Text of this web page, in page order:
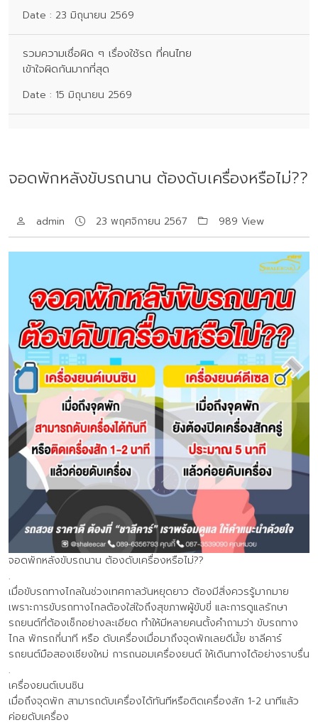
Date : 23 มิถุนายน 2569
รวมความเชื่อผิด ๆ เรื่องใช้รถ ที่คนไทย
เข้าใจผิดกันมากที่สุด
Date : 15 มิถุนายน 2569
จอดพักหลังขับรถนาน ต้องดับเครื่องหรือไม่??
admin 23 พฤศจิกายน 2567 989 View
จอดพักหลังขับรถนาน ต้องดับเครื่องหรือไม่??
.
เมื่อขับรถทางไกลในช่วงเทศกาลวันหยุดยาว ต้องมีสิ่งควรรู้มากมาย
เพราะการขับรถทางไกลต้องใส่ใจถึงสุขภาพผู้ขับขี่ และการดูแลรักษา
รถยนต์ที่ต้องเช็กอย่างละเอียด ทำให้มีหลายคนตั้งคำถามว่า ขับรถทาง
ไกล พักรถกี่นาที หรือ ดับเครื่องเมื่อมาถึงจุดพักเลยดีมั้ย ชาลีคาร์
รถยนต์มือสองเชียงใหม่ การถนอมเครื่องยนต์ ให้เดินทางได้อย่างราบรื่น
.
เครื่องยนต์เบนซิน
เมื่อถึงจุดพัก สามารถดับเครื่องได้ทันทีหรือติดเครื่องสัก 1-2 นาทีแล้ว
ค่อยดับเครื่อง